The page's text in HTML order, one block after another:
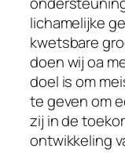
lichamelijke
kwetsbare
doen wij oa
doel is om
te geven om
zij in de
ontwikkeling